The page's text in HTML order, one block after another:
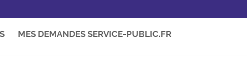
MES DEMANDES SERVICE-PUBLIC.FR